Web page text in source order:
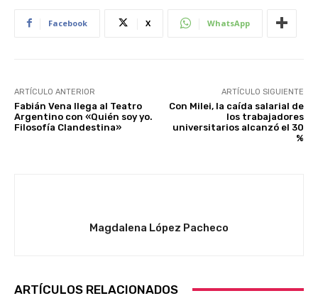
Facebook X WhatsApp
ARTÍCULO ANTERIOR
Fabián Vena llega al Teatro
Argentino con «Quién soy yo.
Filosofía Clandestina»
ARTÍCULO SIGUIENTE
Con Milei, la caída salarial de
los trabajadores
universitarios alcanzó el 30
%
Magdalena López Pacheco
ARTÍCULOS RELACIONADOS